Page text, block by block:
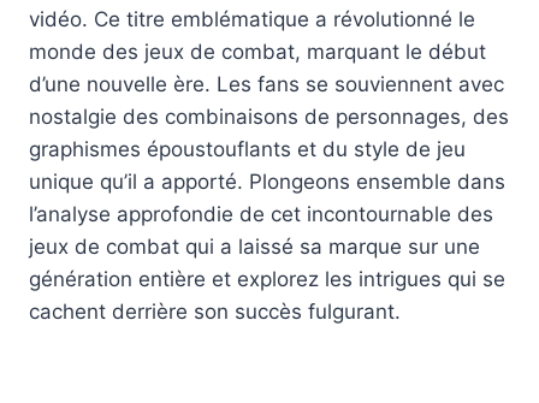
vidéo. Ce titre emblématique a révolutionné le
monde des jeux de combat, marquant le début
d’une nouvelle ère. Les fans se souviennent avec
nostalgie des combinaisons de personnages, des
graphismes époustouflants et du style de jeu
unique qu’il a apporté. Plongeons ensemble dans
l’analyse approfondie de cet incontournable des
jeux de combat qui a laissé sa marque sur une
génération entière et explorez les intrigues qui se
cachent derrière son succès fulgurant.